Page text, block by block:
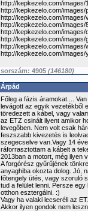
http://kepkezelo.com/
http://kepkezelo.com/images/
http://kepkezelo.com/
http://kepkezelo.com/
http://kepkezelo.com/
http://kepkezelo.com/
http://kepkezelo.com/
http://kepkezelo.com/
sorszám: 4905 (146180)
Árpád
Főleg a fázis áramokat....
levágott az egyik vezetékből
töredezett a kábel, vagy
az ETZ csinált ilyent amikor
levegőben. Nem volt csak
feszszabb kivezetés is
szegecselve van.Vagy 14
ráforrasztottam a kábelt a
2013ban a motort, még ilyen
A forgórész gyűrűjének
anyaghiba okozta dolog. Jó,
főtengely ütés, vagy szoruló
tud a felület lenni. Persze
otthon esztergálni. :)
Vagy ha valaki lecseréli az
Akkor ilyen gondok nem